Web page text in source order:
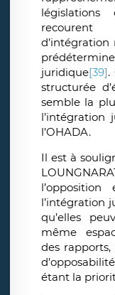
juridique[39].
structurée
semble la
l’OHADA.
Il est à
l’intégration
qu’elles
même
des
étant la